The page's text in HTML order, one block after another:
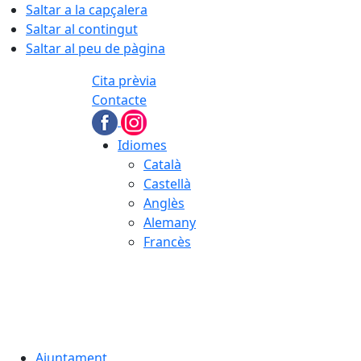
Saltar a la capçalera
Saltar al contingut
Saltar al peu de pàgina
Cita prèvia
Contacte
Idiomes
Català
Castellà
Anglès
Alemany
Francès